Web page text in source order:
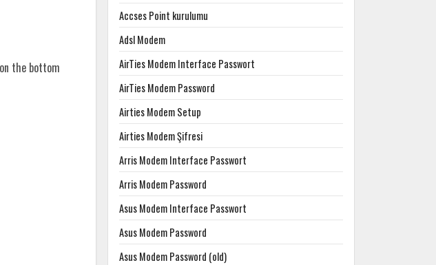
the bottom
Accses Point kurulumu
Adsl Modem
AirTies Modem Interface Passwort
AirTies Modem Password
Airties Modem Setup
Airties Modem Şifresi
Arris Modem Interface Passwort
Arris Modem Password
Asus Modem Interface Passwort
Asus Modem Password
Asus Modem Password (old)